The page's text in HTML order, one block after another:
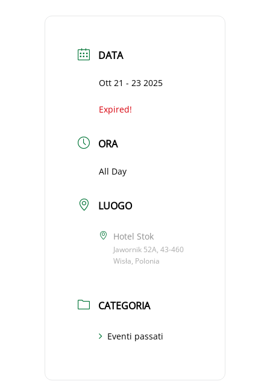
DATA
Ott 21 - 23 2025
Expired!
ORA
All Day
LUOGO
Hotel Stok
Jawornik 52A, 43-460
Wisła, Polonia
CATEGORIA
Eventi passati